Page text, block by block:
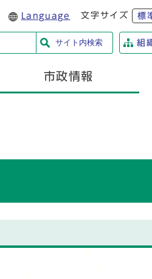
Language 文字サイズ 標
サイト内検索 組
市政情報